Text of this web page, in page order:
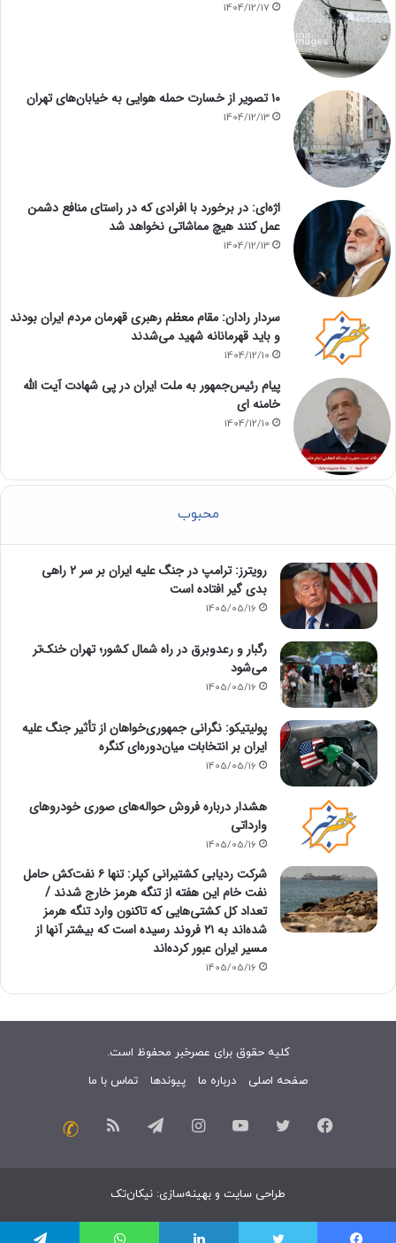
1404/12/17
۱۰ تصویر از خسارت حمله هوایی به خیابان‌های تهران
1404/12/13
اژه‌ای: در برخورد با افرادی که در راستای منافع دشمن
عمل کنند هیچ مماشاتی نخواهد شد
1404/12/13
سردار رادان: مقام معظم رهبری قهرمان مردم ایران بودند
و باید قهرمانانه شهید می‌شدند
1404/12/10
پیام رئیس‌جمهور به ملت ایران در پی شهادت آیت الله
خامنه ای
1404/12/10
محبوب
رویترز: ترامپ در جنگ علیه ایران بر سر ۲ راهی
بدی گیر افتاده است
1405/05/16
رگبار و رعدوبرق در راه شمال کشور؛ تهران خنک‌تر
می‌شود
1405/05/16
پولیتیکو: نگرانی جمهوری‌خواهان از تأثیر جنگ علیه
ایران بر انتخابات میان‌دوره‌ای کنگره
1405/05/16
هشدار درباره فروش حواله‌های صوری خودروهای
وارداتی
1405/05/16
شرکت ردیابی کشتیرانی کپلر: تنها ۶ نفت‌کش حامل
نفت خام این هفته از تنگه هرمز خارج شدند /
تعداد کل کشتی‌هایی که تاکنون وارد تنگه هرمز
شده‌اند به ۲۱ فروند رسیده است که بیشتر آنها از
مسیر ایران عبور کرده‌اند
1405/05/16
کلیه حقوق برای عصرخبر محفوظ است.
صفحه اصلی
درباره ما پیوندها تماس با ما
فیسبوک توییتر یوتیوب اینستاگرامتلگرام خوراک
طراحی سایت و بهینه‌سازی: نیکان‌تک